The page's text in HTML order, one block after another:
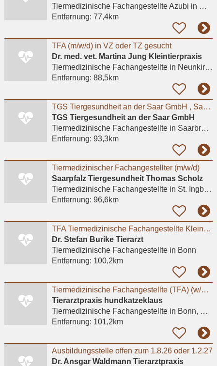
Tiermedizinische Fachangestellte Azubi in Mayen
Entfernung: 77,4km
TFA (m/w/d) in VZ oder TZ gesucht
Dr. med. vet. Martina Jung Kleintierpraxis
Tiermedizinische Fachangestelltein Neunkirchen, Wiebelskirchen
Entfernung: 88,5km
TGS Tiergesundheit an der Saar GmbH , Saarbrücken : Tiermed. Fachangestellte/r, Teilzeit
TGS Tiergesundheit an der Saar GmbH
Tiermedizinische Fachangestelltein Saarbrücken
Entfernung: 93,3km
Tiermedizinischer Fachangestellter (m/w/d)
Saarpfalz Tiergesundheit Thomas Scholz
Tiermedizinische Fachangestelltein St. Ingbert, Hassel
Entfernung: 96,6km
TFA Tiermedizinische Fachangestellte Kleintierpraxis in Bonn
Dr. Stefan Burike Tierarzt
Tiermedizinische Fachangestelltein Bonn
Entfernung: 100,2km
Tiermedizinische Fachangestellte (TFA) (w/m/d)** in Voll- oder Teilzeit für sofort gesucht
Tierarztpraxis hundkatzeklaus
Tiermedizinische Fachangestelltein Bonn, Bad Godesberg
Entfernung: 101,2km
Ausbildungsstelle offen zum 1.8.26 oder 1.2.27
Dr. Ansgar Waldmann Tierarztpraxis